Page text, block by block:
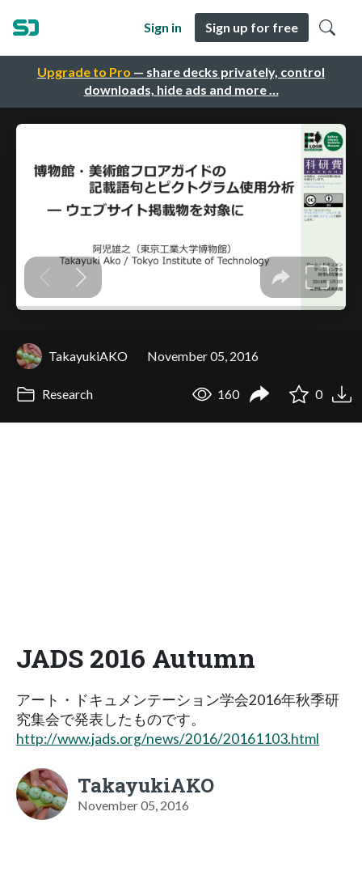
Upgrade to Pro — share decks privately, control
downloads, hide ads and more …
Sign in Sign up for free
TakayukiAKO November 05, 2016
Research 160 0
JADS 2016 Autumn
アート・ドキュメンテーション学会2016年秋季研
究集会で発表したものです。
http://www.jads.org/news/2016/20161103.html
TakayukiAKO
November 05, 2016